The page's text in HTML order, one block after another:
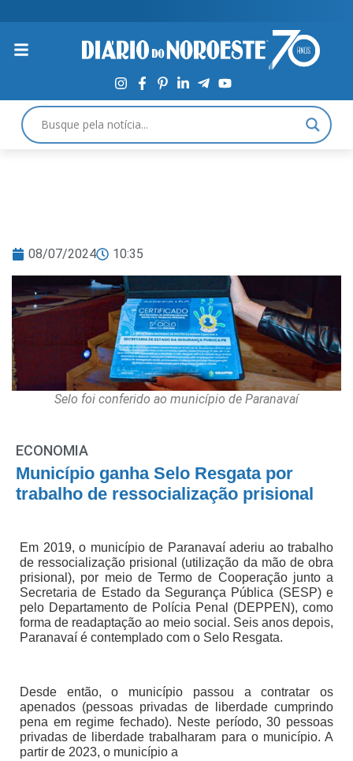
08/07/2024 10:35
Selo foi conferido ao município de Paranavaí
ECONOMIA
Município ganha Selo Resgata por
trabalho de ressocialização prisional
Em 2019, o município de Paranavaí aderiu ao trabalho
de ressocialização prisional (utilização da mão de obra
prisional), por meio de Termo de Cooperação junto a
Secretaria de Estado da Segurança Pública (SESP) e
pelo Departamento de Polícia Penal (DEPPEN), como
forma de readaptação ao meio social. Seis anos depois,
Paranavaí é contemplado com o Selo Resgata.
Desde então, o município passou a contratar os
apenados (pessoas privadas de liberdade cumprindo
pena em regime fechado). Neste período, 30 pessoas
privadas de liberdade trabalharam para o município. A
partir de 2023, o município a